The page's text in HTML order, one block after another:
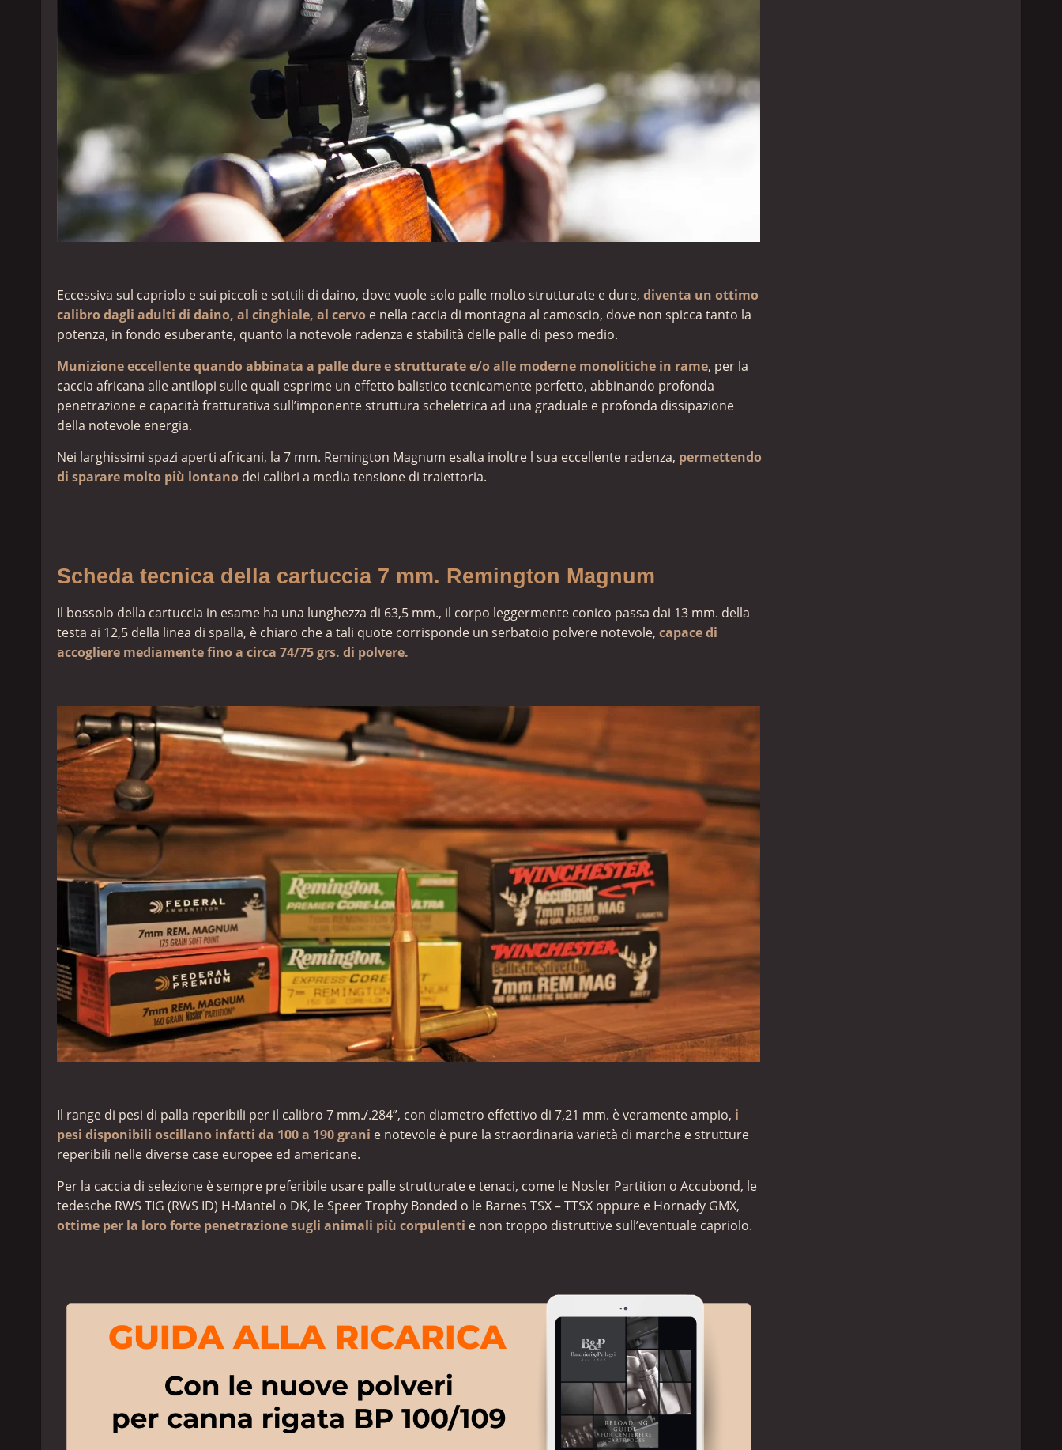
Eccessiva sul capriolo e sui piccoli e sottili di daino, dove vuole solo palle molto strutturate e dure, diventa un ottimo
calibro dagli adulti di daino, al cinghiale, al cervo e nella caccia di montagna al camoscio, dove non spicca tanto la
potenza, in fondo esuberante, quanto la notevole radenza e stabilità delle palle di peso medio.
Munizione eccellente quando abbinata a palle duree strutturate e/o alle moderne monolitiche in rame, per la
caccia africana alle antilopi sulle quali esprime un effetto balistico tecnicamente perfetto, abbinando profonda
penetrazione e capacità fratturativa sull’imponente struttura scheletrica ad una graduale e profonda dissipazione
della notevole energia.
Nei larghissimi spazi aperti africani, la 7 mm. Remington Magnum esalta inoltre l sua eccellente radenza, permettendo
di sparare molto più lontano dei calibri a media tensione di traiettoria.
Scheda tecnica della cartuccia 7 mm. Remington Magnum
Il bossolo della cartuccia in esame ha una lunghezza di 63,5 mm., il corpo leggermente conico passa dai 13 mm. della
testa ai 12,5 della linea di spalla, è chiaro che a tali quote corrisponde un serbatoio polvere notevole, capace di
accogliere mediamente fino a circa 74/75 grs. di polvere.
Il range di pesi di palla reperibili per il calibro 7 mm./.284”, con diametro effettivo di 7,21 mm. è veramente ampio, i
pesi disponibili oscillano infatti da 100 a 190 grani e notevole è pure la straordinaria varietà di marche e strutture
reperibili nelle diverse case europee ed americane.
Per la caccia di selezione è sempre preferibile usare palle strutturate e tenaci, come le Nosler Partition o Accubond, le
tedesche RWS TIG (RWS ID) H-Mantel o DK, le Speer Trophy Bonded o le Barnes TSX – TTSX oppure e Hornady GMX,
ottime per la loro forte penetrazione sugli animali più corpulenti e non troppo distruttive sull’eventuale capriolo.